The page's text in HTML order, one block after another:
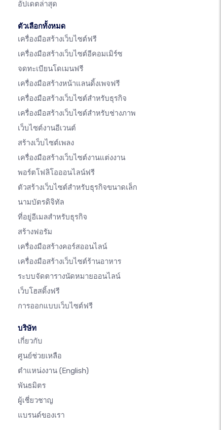
อัปเดตล่าสุด
ตัวเลือกทั้งหมด
เครื่องมือสร้างเว็บไซต์ฟรี
เครื่องมือสร้างเว็บไซต์อีคอมเมิร์ซ
จดทะเบียนโดเมนฟรี
เครื่องมือสร้างหน้าแลนดิ้งเพจฟรี
เครื่องมือสร้างเว็บไซต์สำหรับธุรกิจ
เครื่องมือสร้างเว็บไซต์สำหรับช่างภาพ
เว็บไซต์งานอีเวนต์
สร้างเว็บไซต์เพลง
เครื่องมือสร้างเว็บไซต์งานแต่งงาน
พอร์ตโฟลิโอออนไลน์ฟรี
ตัวสร้างเว็บไซต์สำหรับธุรกิจขนาดเล็ก
นามบัตรดิจิทัล
ที่อยู่อีเมลสำหรับธุรกิจ
สร้างฟอรัม
เครื่องมือสร้างคอร์สออนไลน์
เครื่องมือสร้างเว็บไซต์ร้านอาหาร
ระบบจัดตารางนัดหมายออนไลน์
เว็บโฮสติ้งฟรี
การออกแบบเว็บไซต์ฟรี
บริษัท
เกี่ยวกับ
ศูนย์ช่วยเหลือ
ตำแหน่งงาน (English)
พันธมิตร
ผู้เชี่ยวชาญ
แบรนด์ของเรา